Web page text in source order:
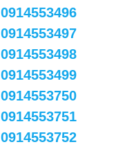
0914553496
0914553497
0914553498
0914553499
0914553750
0914553751
0914553752